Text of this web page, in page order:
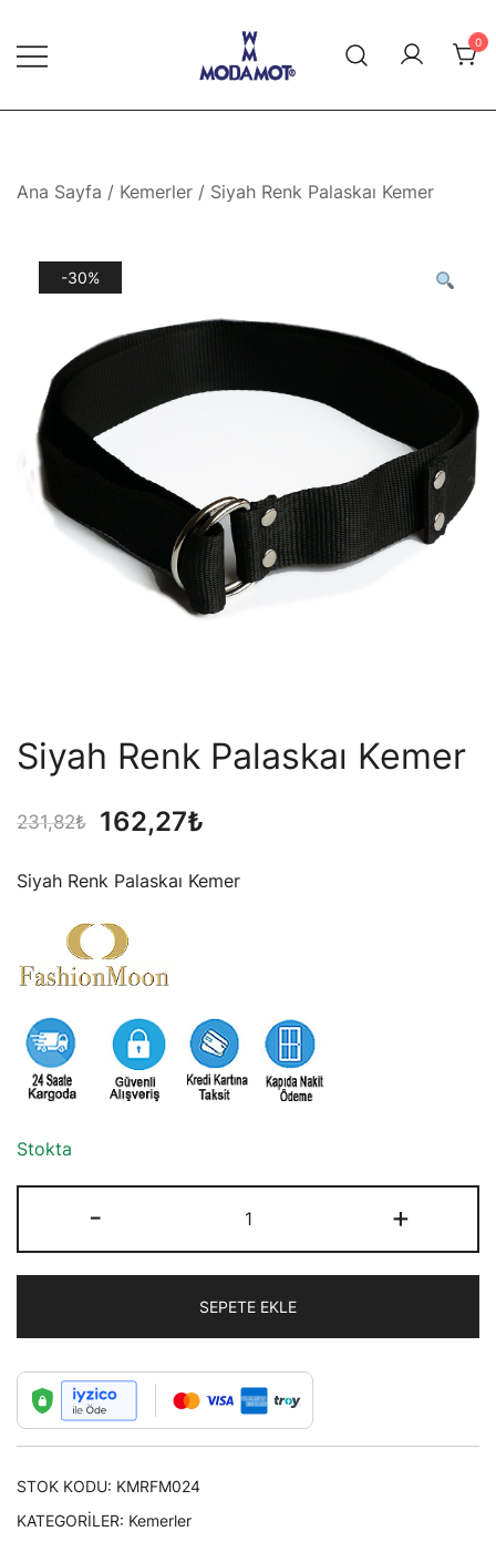
content
Modamot E-Ticaret
0
Ana Sayfa / Kemerler / Siyah Renk Palaskaı Kemer
-30%
Siyah Renk Palaskaı Kemer
231,82₺
Orijinal
162,27₺
Siyah Renk Palaskaı Kemer
Stokta
-
Renk
Palaskaı
adet
+
SEPETE EKLE
STOK KODU: KMRFM024
KATEGORILER: Kemerler